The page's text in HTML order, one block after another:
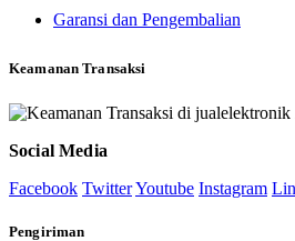
Garansi dan Pengembalian
Keamanan Transaksi
Social Media
Facebook TwitterYoutube Instagram
Pengiriman